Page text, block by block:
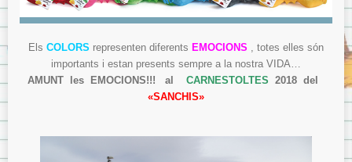
Els COLORS representen diferents EMOCIONS , totes elles són
importants i estan presents sempre a la nostra VIDA…
AMUNT les EMOCIONS!!! al CARNESTOLTES 2018 del
«SANCHIS»